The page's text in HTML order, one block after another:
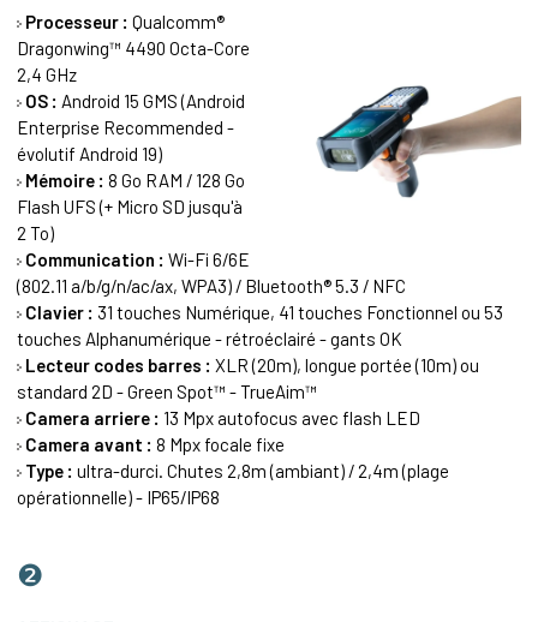
Processeur : Qualcomm®
Dragonwing™ 4490 Octa-Core
2,4 GHz
OS : Android 15 GMS (Android
Enterprise Recommended -
évolutif Android 19)
Mémoire : 8 Go RAM / 128 Go
Flash UFS (+ Micro SD jusqu'à
2 To)
Communication : Wi-Fi 6/6E
(802.11 a/b/g/n/ac/ax, WPA3) / Bluetooth® 5.3 / NFC
Clavier : 31 touches Numérique, 41 touches Fonctionnel ou 53
touches Alphanumérique - rétroéclairé - gants OK
Lecteur codes barres : XLR (20m), longue portée (10m) ou
standard 2D - Green Spot™ - TrueAim™
Camera arriere : 13 Mpx autofocus avec flash LED
Camera avant : 8 Mpx focale fixe
Type : ultra-durci. Chutes 2,8m (ambiant) / 2,4m (plage
opérationnelle) - IP65/IP68
❷